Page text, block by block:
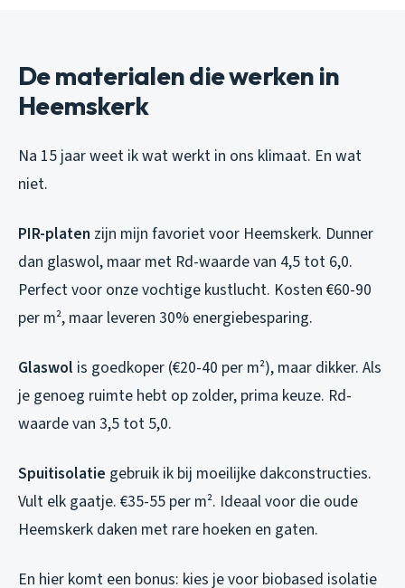
De materialen die werken in
Heemskerk
Na 15 jaar weet ik wat werkt in ons klimaat. En wat
niet.
PIR-platen zijn mijn favoriet voor Heemskerk. Dunner
dan glaswol, maar met Rd-waarde van 4,5 tot 6,0.
Perfect voor onze vochtige kustlucht. Kosten €60-90
per m², maar leveren 30% energiebesparing.
Glaswol is goedkoper (€20-40 per m²), maar dikker. Als
je genoeg ruimte hebt op zolder, prima keuze. Rd-
waarde van 3,5 tot 5,0.
Spuitisolatie gebruik ik bij moeilijke dakconstructies.
Vult elk gaatje. €35-55 per m². Ideaal voor die oude
Heemskerk daken met rare hoeken en gaten.
En hier komt een bonus: kies je voor biobased isolatie